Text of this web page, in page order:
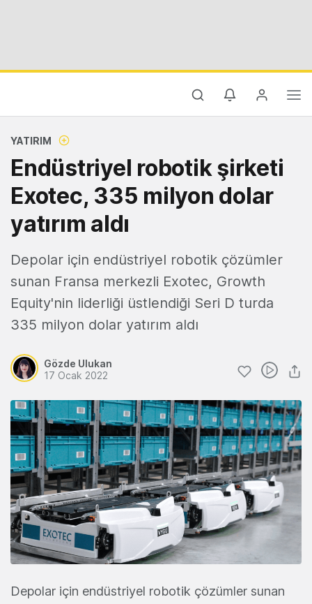
YATIRIM
Endüstriyel robotik şirketi
Exotec, 335 milyon dolar
yatırım aldı
Depolar için endüstriyel robotik çözümler
sunan Fransa merkezli Exotec, Growth
Equity'nin liderliği üstlendiği Seri D turda
335 milyon dolar yatırım aldı
Gözde Ulukan
17 Ocak 2022
Depolar için endüstriyel robotik çözümler sunan